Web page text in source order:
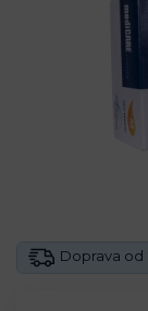
Doprava od